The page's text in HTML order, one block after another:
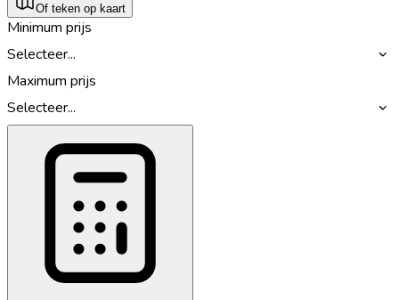
Of teken op kaart
Minimum prijs
Selecteer...
Maximum prijs
Selecteer...